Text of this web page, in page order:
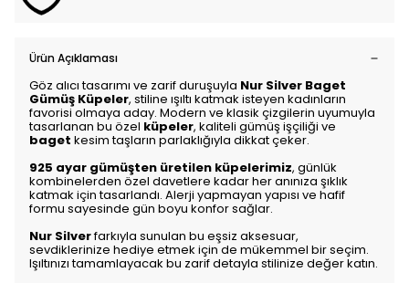
Ürün Açıklaması
Göz alıcı tasarımı ve zarif duruşuyla Nur Silver Baget
Gümüş Küpeler, stiline ışıltı katmak isteyen kadınların
favorisi olmaya aday. Modern ve klasik çizgilerin uyumuyla
tasarlanan bu özel küpeler, kaliteli gümüş işçiliği ve
baget kesim taşların parlaklığıyla dikkat çeker.
925 ayar gümüşten üretilen küpelerimiz, günlük
kombinelerden özel davetlere kadar her anınıza şıklık
katmak için tasarlandı. Alerji yapmayan yapısı ve hafif
formu sayesinde gün boyu konfor sağlar.
Nur Silverfarkıyla sunulan bu eşsiz aksesuar,
sevdiklerinize hediye etmek için de mükemmel bir seçim.
Işıltınızı tamamlayacak bu zarif detayla stilinize değer katın.